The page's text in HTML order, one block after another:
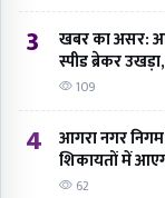
3
खबर का असर:
स्पीड ब्रेकर
आभार
109
4
आगरा नगर
शिकायतों में
62